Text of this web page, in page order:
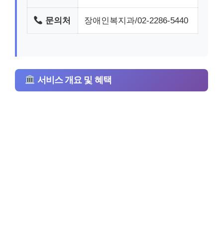
문의처 장애인복지과/02-2286-5440
서비스 개요 및 혜택